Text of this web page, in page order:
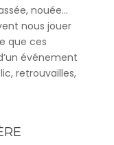
nouée…
nous jouer
que ces
événement
retrouvailles,